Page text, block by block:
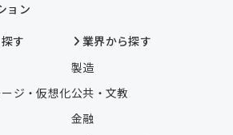
ョン
す
ジ・仮想化
業界から探す
製造
公共・文教
金融